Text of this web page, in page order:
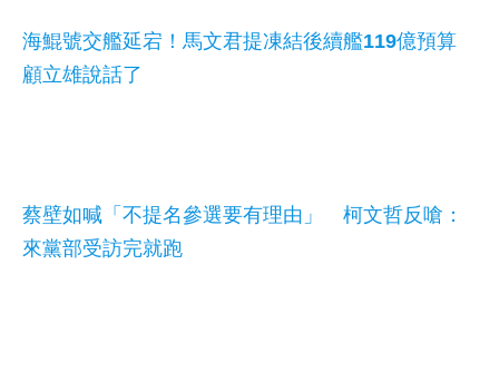
海鯤號交艦延宕！馬文君提凍結後續艦119億預算
顧立雄說話了
蔡壁如喊「不提名參選要有理由」 柯文哲反嗆：
來黨部受訪完就跑